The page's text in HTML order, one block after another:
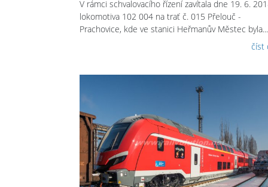
V rámci schvalovacího řízení zavítala dne 19. 6.
lokomotiva 102 004 na trať č. 015 Přelouč -
Prachovice, kde ve stanici Heřmanův Městec byla...
číst